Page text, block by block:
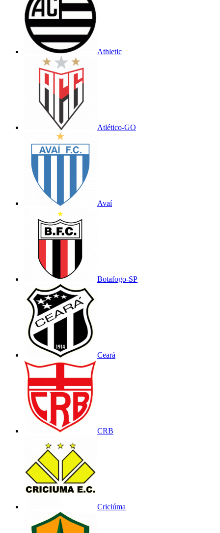
Athletic
Atlético-GO
Avaí
Botafogo-SP
Ceará
CRB
Criciúma